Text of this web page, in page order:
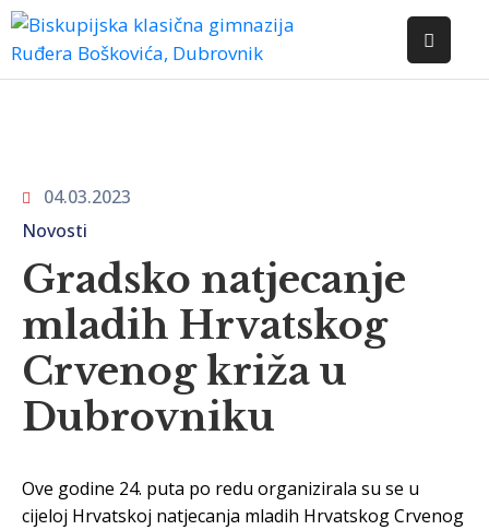
DOKUMENTI
NOVOSTI
KONTAKT
04.03.2023
Novosti
Gradsko natjecanje
mladih Hrvatskog
Crvenog križa u
Dubrovniku
Ove godine 24. puta po redu organizirala su se u
cijeloj Hrvatskoj natjecanja mladih Hrvatskog Crvenog